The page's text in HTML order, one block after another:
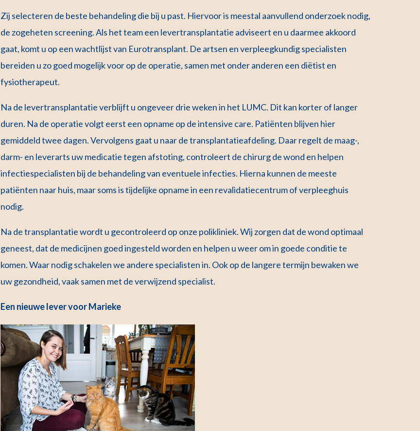
Zij selecteren de beste behandeling die bij u past. Hiervoor is meestal aanvullend onderzoek nodig,
de zogeheten screening. Als het team een levertransplantatie adviseert en u daarmee akkoord
gaat, komt u op een wachtlijst van Eurotransplant. De artsen en verpleegkundig specialisten
bereiden u zo goed mogelijk voor op de operatie, samen met onder anderen een diëtist en
fysiotherapeut.
Na de levertransplantatie verblijft u ongeveer drie weken in het LUMC. Dit kan korter of langer
duren. Na de operatie volgt eerst een opname op de intensive care. Patiënten blijven hier
gemiddeld twee dagen. Vervolgens gaat u naar de transplantatieafdeling. Daar regelt de maag-,
darm- en leverarts uw medicatie tegen afstoting, controleert de chirurg de wond en helpen
infectiespecialisten bij de behandeling van eventuele infecties. Hierna kunnen de meeste
patiënten naar huis, maar soms is tijdelijke opname in een revalidatiecentrum of verpleeghuis
nodig.
Na de transplantatie wordt u gecontroleerd op onze polikliniek. Wij zorgen dat de wond optimaal
geneest, dat de medicijnen goed ingesteld worden en helpen u weer om in goede conditie te
komen. Waar nodig schakelen we andere specialisten in. Ook op de langere termijn bewaken we
uw gezondheid, vaak samen met de verwijzend specialist.
Een nieuwe lever voor Marieke